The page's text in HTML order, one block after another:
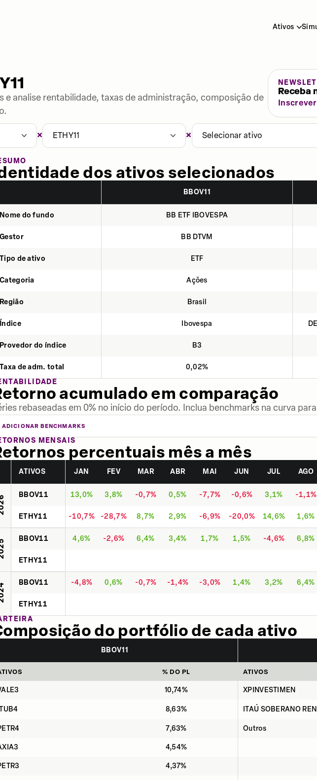
Ativos
e analise rentabilidade, taxas de administração, composição de
Receba
× ETHY11 × Selecionar ativo
dos ativos selecionados
BBOV11
Nome do fundo BB ETF IBOVESPA
Gestor BB DTVM
Tipo de ativo ETF
Categoria Ações
Região Brasil
Índice Ibovespa
Provedor do índice B3
Taxa de adm. total 0,02%
acumulado em comparação
rebaseadas em 0% no início do período. Inclua benchmarks na curva
ADICIONAR BENCHMARKS
MENSAIS
percentuais mês a mês
ATIVOS JAN FEV MAR ABR MAI JUN JUL AGO
BBOV11 13,0% 3,8% -0,7% 0,5% -7,7% -0,6% 3,1% -1,1%
ETHY11 -10,7% -28,7% 8,7% 2,9% -6,9% -20,0% 14,6% 1,6%
BBOV11 4,6% -2,6% 6,4% 3,4% 1,7% 1,5% -4,6% 6,8%
ETHY11
BBOV11 -4,8% 0,6% -0,7% -1,4% -3,0% 1,4% 3,2% 6,4%
ETHY11
do portfólio de cada ativo
BBOV11
% DO PL ATIVOS
10,74% XPINVESTIMEN
8,63% ITAÚ SOBERANO
7,63% Outros
4,54%
4,37%